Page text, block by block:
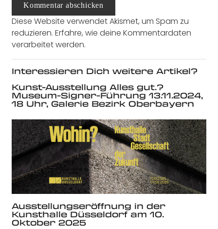
Kommentar abschicken
Diese Website verwendet Akismet, um Spam zu
reduzieren. Erfahre, wie deine Kommentardaten
verarbeitet werden.
Interessieren Dich weitere Artikel?
Kunst-Ausstellung Alles gut.?
Museum-Signer-Führung 13.11.2024,
18 Uhr, Galerie Bezirk Oberbayern
Ausstellungseröffnung in der
Kunsthalle Düsseldorf am 10.
Oktober 2025